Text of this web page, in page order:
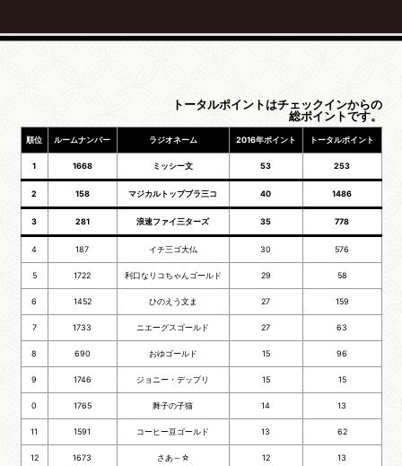
トータルポイントはチェックインからの
総ポイントです。
順位 ルームナンバー ラジオネーム 2016年ポイント トータルポイント
1 1668 ミッシー文 53 253
2 158 マジカルトップブラ三コ 40 1486
3 281 浪速ファイ三ターズ 35 778
4 187 イチ三ゴ大仏 30 576
5 1722 利口なリコちゃんゴールド 29 58
6 1452 ひのえう文ま 27 159
7 1733 ニエーグスゴールド 27 63
8 690 おゆゴールド 15 96
9 1746 ジョニー・デップリ 15 15
0 1765 舞子の子猫 14 13
11 1591 コーヒー豆ゴールド 13 62
12 1673 さあ～☆ 12 13